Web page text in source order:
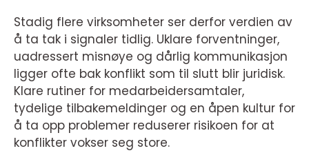
Stadig flere virksomheter ser derfor verdien av
å ta tak i signaler tidlig. Uklare forventninger,
uadressert misnøye og dårlig kommunikasjon
ligger ofte bak konflikt som til slutt blir juridisk.
Klare rutiner for medarbeidersamtaler,
tydelige tilbakemeldinger og en åpen kultur for
å ta opp problemer reduserer risikoen for at
konflikter vokser seg store.